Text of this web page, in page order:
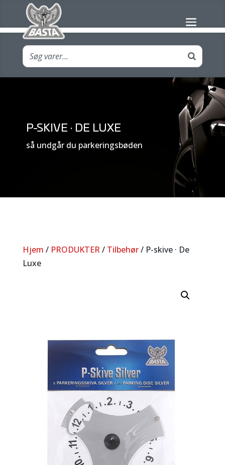
P-SKIVE · DE LUXE
så undgår du parkeringsbøden
Hjem / PRODUKTER/ Tilbehør/ P-skive · De
Luxe